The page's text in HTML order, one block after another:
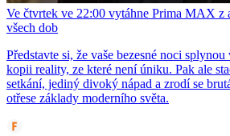
Ve čtvrtek ve 22:00 vytáhne Prima MAX z
všech dob
Představte si, že vaše bezesné noci
kopii reality, ze které není úniku. Pak ale
setkání, jediný divoký nápad a zrodí se
otřese základy moderního světa.